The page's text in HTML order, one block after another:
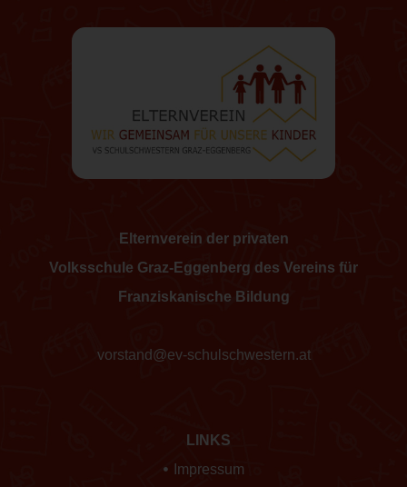
Elternverein der privaten
Volksschule Graz-Eggenberg des Vereins für
Franziskanische Bildung
vorstand@ev-schulschwestern.at
LINKS
Impressum